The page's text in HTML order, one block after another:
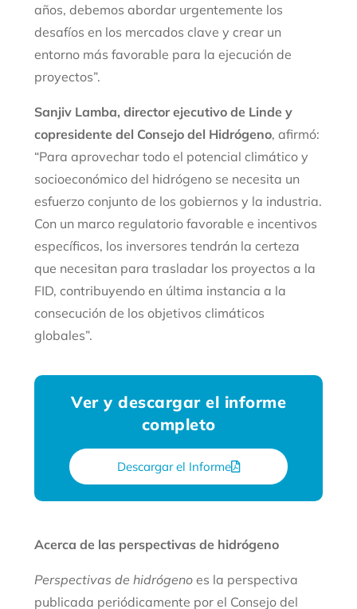
años, debemos abordar urgentemente los
desafíos en los mercados clave y crear un
entorno más favorable para la ejecución de
proyectos”.
Sanjiv Lamba, director ejecutivo de Linde y
copresidente del Consejo del Hidrógeno, afirmó:
“Para aprovechar todo el potencial climático y
socioeconómico del hidrógeno se necesita un
esfuerzo conjunto de los gobiernos y la industria.
Con un marco regulatorio favorable e incentivos
específicos, los inversores tendrán la certeza
que necesitan para trasladar los proyectos a la
FID, contribuyendo en última instancia a la
consecución de los objetivos climáticos
globales”.
Ver y descargar el informe
completo
Descargar el Informe
Acerca de las perspectivas de hidrógeno
Perspectivas de hidrógeno es la perspectiva
publicada periódicamente por el Consejo del